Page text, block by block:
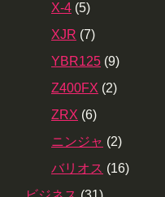
X-4 (5)
XJR (7)
YBR125 (9)
Z400FX (2)
ZRX (6)
ニンジャ (2)
バリオス (16)